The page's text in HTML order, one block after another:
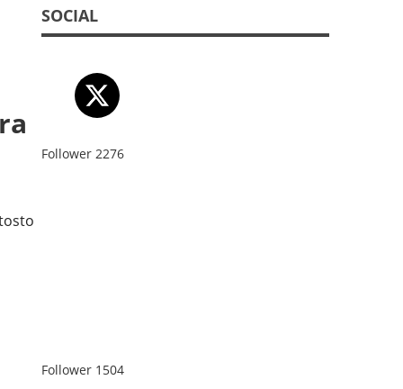
SOCIAL
Follower 2276
Follower 1504